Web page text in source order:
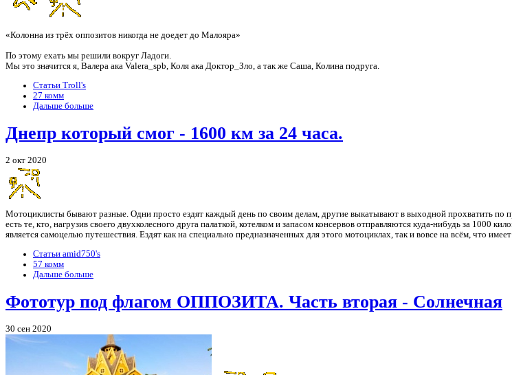
«Колонна из трёх оппозитов никогда не доедет до Малояра»
По этому ехать мы решили вокруг Ладоги.
Мы это значится я, Валера ака Valera_spb, Коля ака Доктор_Зло, а так же Саша, Колина подруга.
Статьи Troll's
27 комм
Дальше больше
Днепр который смог - 1600 км за 24 часа.
2 окт 2020
Мотоциклисты бывают разные. Одни просто ездят каждый день по своим делам, другие выкатывают в выходной прохватить по
есть те, кто, нагрузив своего двухколесного друга палаткой, котелком и запасом консервов отправляются куда-нибудь за 1000
является самоцелью путешествия. Ездят как на специально предназначенных для этого мотоциклах, так и вовсе на всём, что
Статьи amid750's
57 комм
Дальше больше
Фототур под флагом ОППОЗИТА. Часть вторая - Солнечная
30 сен 2020